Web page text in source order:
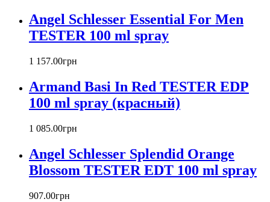
Baldinini
Banana Republic
Betty Barclay
Bill Blass
Biotherm
Blumarine
Bond № 9
Boucheron
Bourjois
Britney Spears
Bruno Banani
Angel Schlesser Essential For Men
TESTER 100 ml spray
1 157.00грн
Armand Basi In Red TESTER EDP
100 ml spray (красный)
1 085.00грн
Angel Schlesser Splendid Orange
Blossom TESTER EDT 100 ml spray
907.00грн